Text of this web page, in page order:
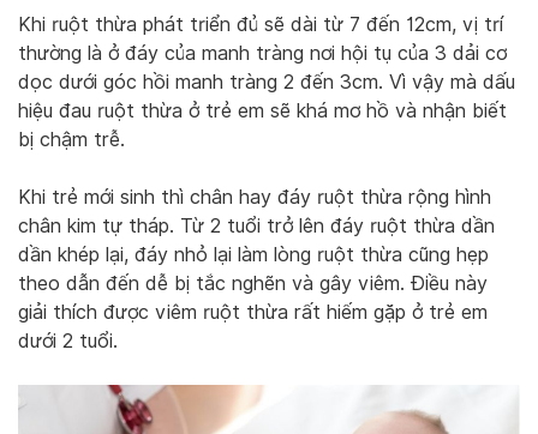
Khi ruột thừa phát triển đủ sẽ dài từ 7 đến 12cm, vị trí
thường là ở đáy của manh tràng nơi hội tụ của 3 dải cơ
dọc dưới góc hồi manh tràng 2 đến 3cm. Vì vậy mà dấu
hiệu đau ruột thừa ở trẻ em sẽ khá mơ hồ và nhận biết
bị chậm trễ.
Khi trẻ mới sinh thì chân hay đáy ruột thừa rộng hình
chân kim tự tháp. Từ 2 tuổi trở lên đáy ruột thừa dần
dần khép lại, đáy nhỏ lại làm lòng ruột thừa cũng hẹp
theo dẫn đến dễ bị tắc nghẽn và gây viêm. Điều này
giải thích được viêm ruột thừa rất hiếm gặp ở trẻ em
dưới 2 tuổi.